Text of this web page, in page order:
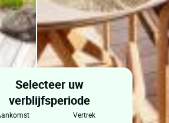
Selecteer uw
verblijfsperiode
aankomst vertrek